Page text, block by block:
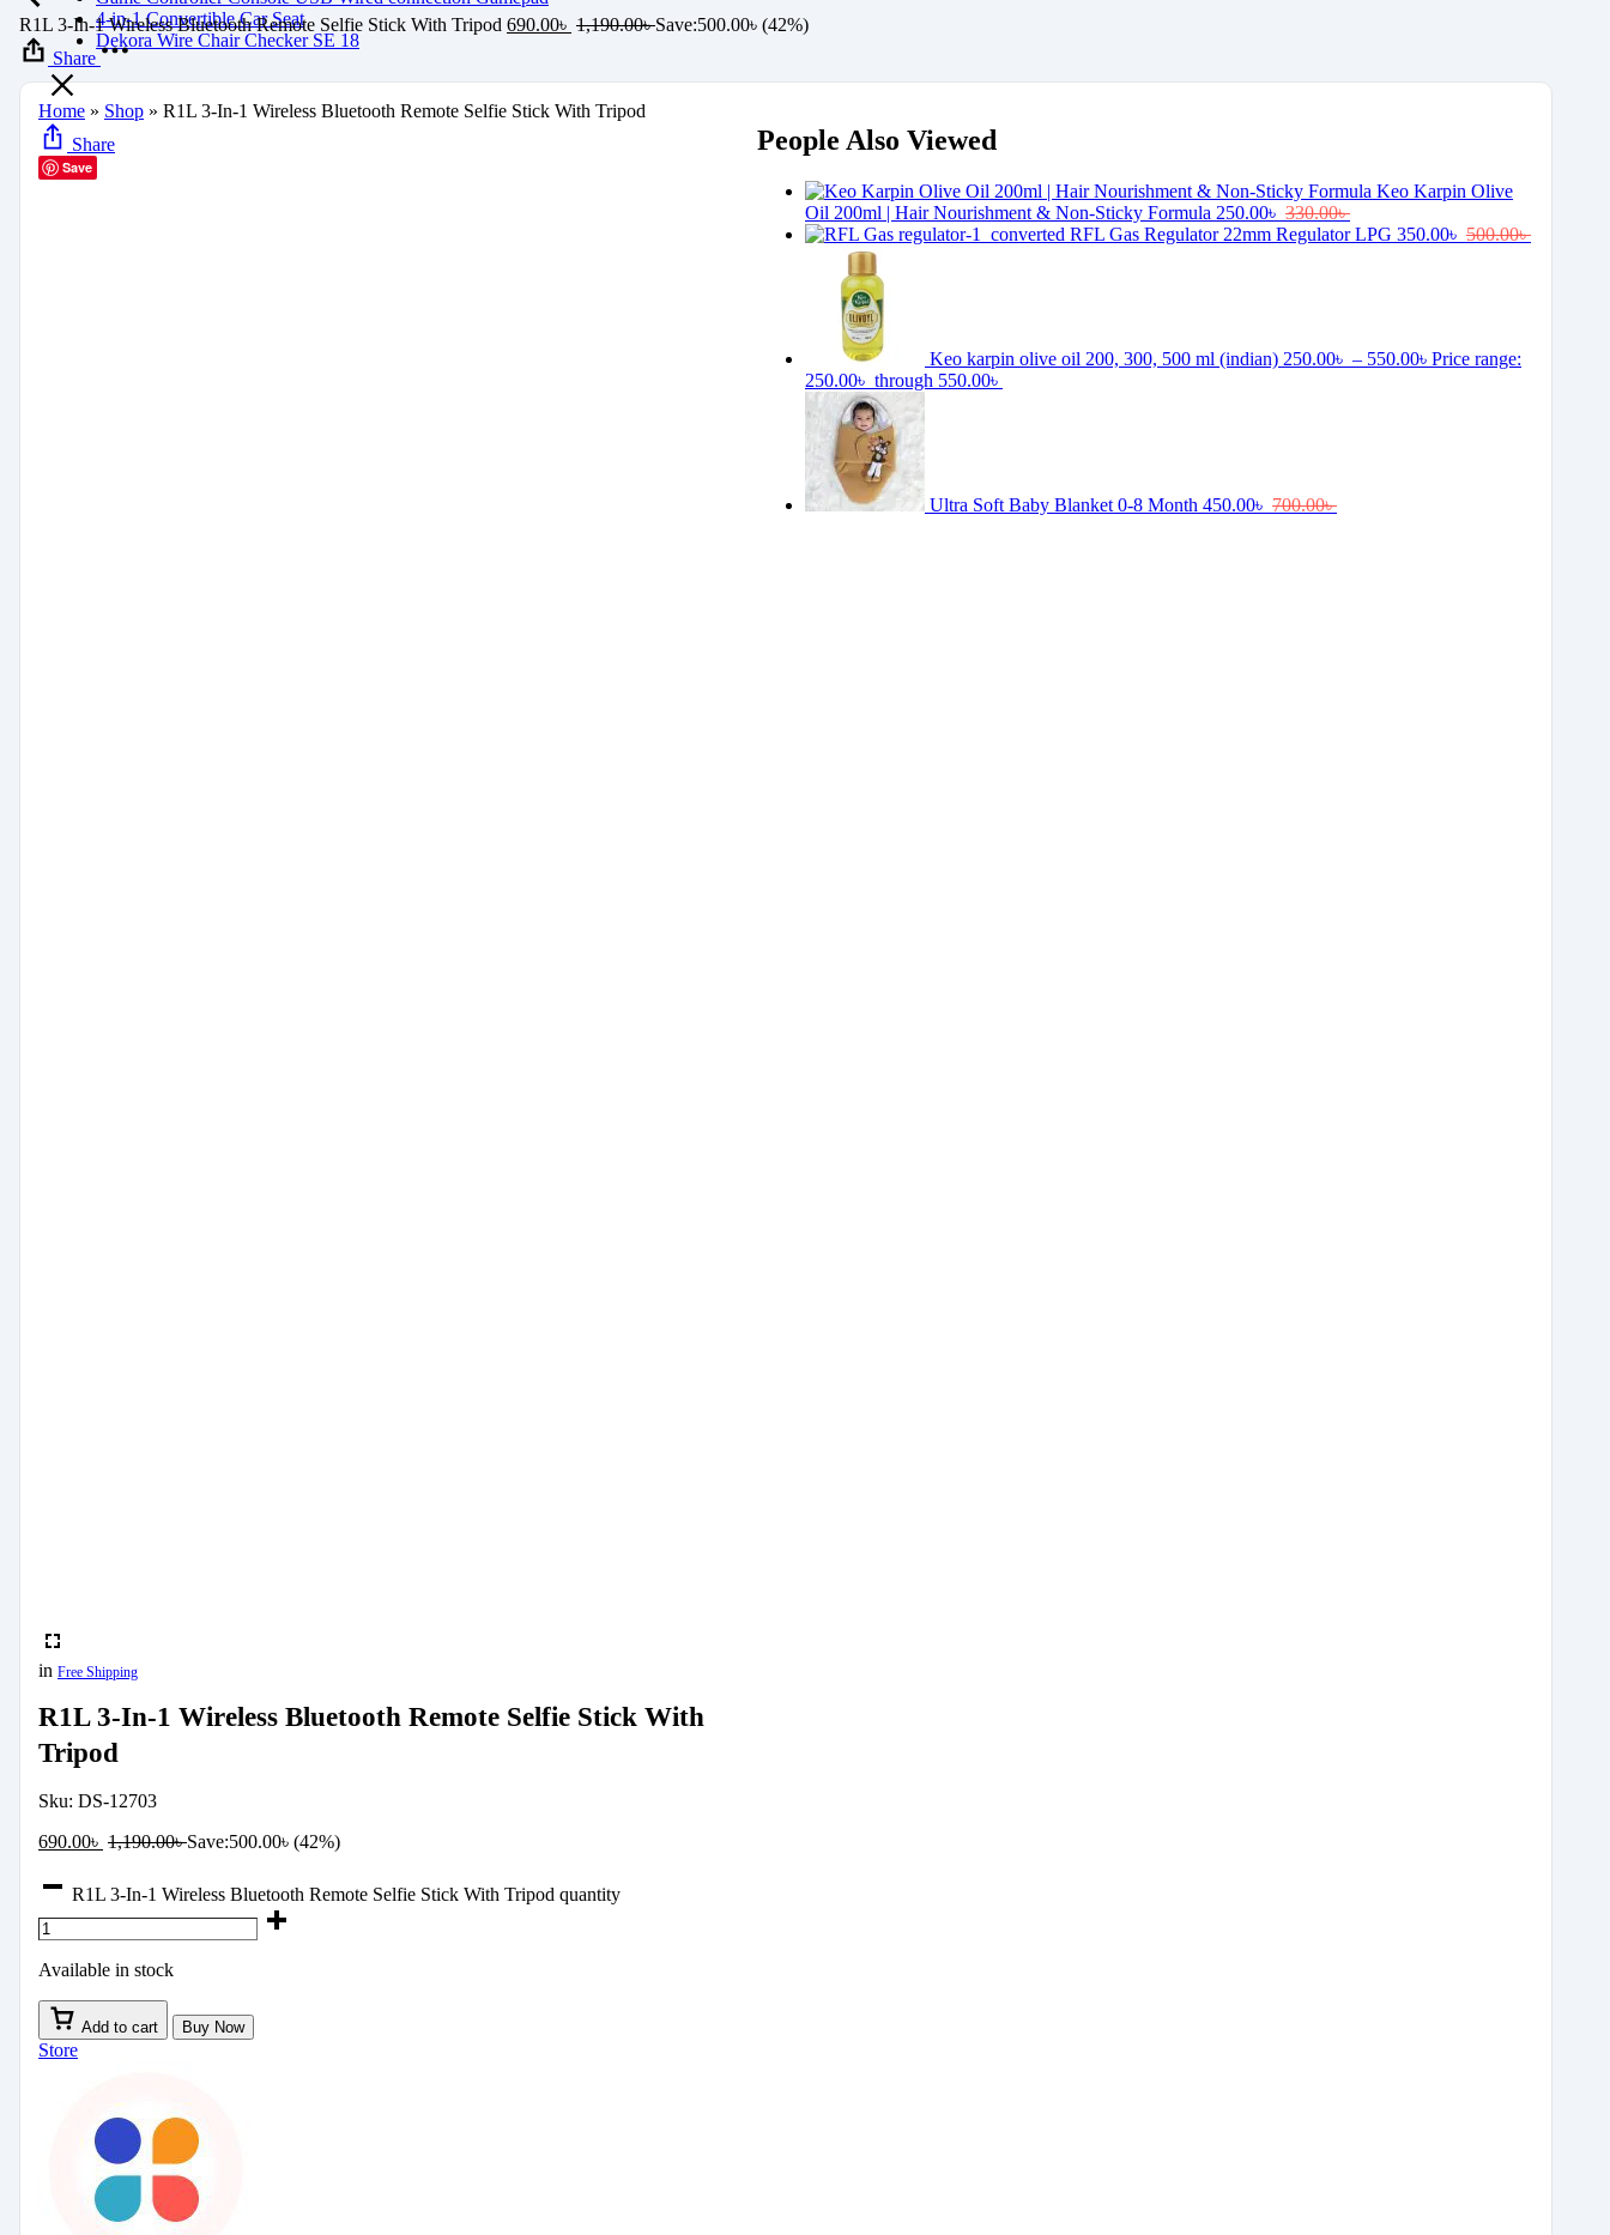
4-in-1 Convertible Car Seat
Dekora Wire Chair Checker SE 18
R1L 3-In-1 Wireless Bluetooth Remote Selfie Stick With Tripod 690.00৳ 1,190.00৳Save:500.00৳ (42%)
Share
Home » Shop » R1L 3-In-1 Wireless Bluetooth Remote Selfie Stick With Tripod
Share
Save
in Free Shipping
R1L 3-In-1 Wireless Bluetooth Remote Selfie Stick With
Tripod
Sku: DS-12703
690.00৳ 1,190.00৳Save:500.00৳ (42%)
R1L 3-In-1 Wireless Bluetooth Remote Selfie Stick With Tripod quantity
Available in stock
Add to cart Buy Now
Store
People Also Viewed
Keo Karpin Olive
Oil 200ml | Hair Nourishment & Non-Sticky Formula 250.00৳ 330.00৳
RFL Gas Regulator 22mm Regulator LPG 350.00৳ 500.00৳
Keo karpin olive oil 200, 300, 500 ml (indian) 250.00৳ – 550.00৳ Price range:
250.00৳ through 550.00৳
Ultra Soft Baby Blanket 0-8 Month 450.00৳ 700.00৳